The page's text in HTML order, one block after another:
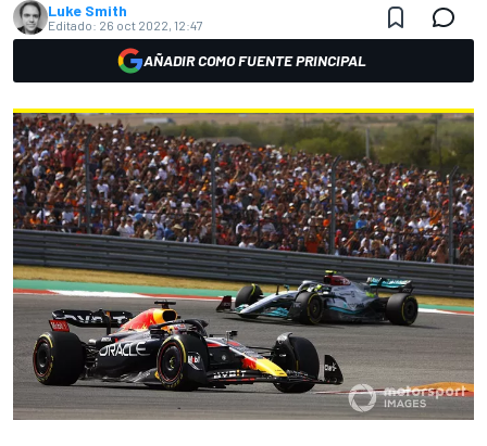
Luke Smith
Editado: 26 oct 2022, 12:47
AÑADIR COMO FUENTE PRINCIPAL